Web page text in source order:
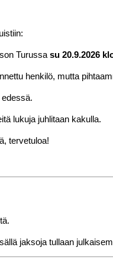
Turussasu 20.9.2026
henkilö, mutta
edessä.
lukuja juhlitaan kakulla.
tervetuloa!
jaksoja tullaan